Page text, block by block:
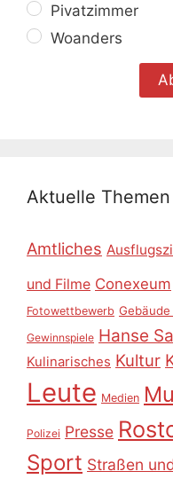
Pivatzimmer
Woanders
Aktuelle Themen
Amtliches
und Filme Conexeum
Fotowettbewerb
Gewinnspiele Hanse
Kulinarisches Kultur
Leute Medien
Polizei Presse
Sport Straßen